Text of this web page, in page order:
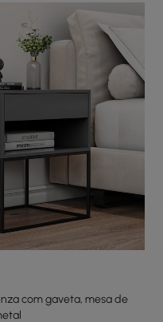
com gaveta, mesa de